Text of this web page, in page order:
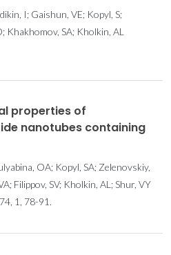
I; Gaishun, VE; Kopyl, S;
Khakhomov, SA; Kholkin, AL
properties of
nanotubes containing
OA; Kopyl, SA; Zelenovskiy,
Filippov, SV; Kholkin, AL; Shur, VY
1, 78-91.